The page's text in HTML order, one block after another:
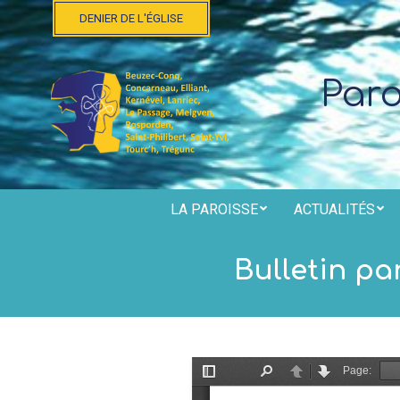
Skip
to
content
DENIER DE L'ÉGLISE
LA PAROISSE ACTUALITÉS
Bulletin